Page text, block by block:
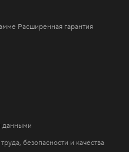
Расширенная гарантия
данными
безопасности и качества